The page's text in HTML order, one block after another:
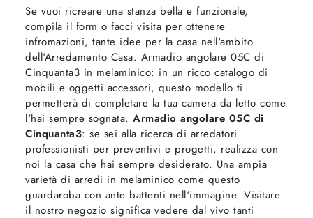
Se vuoi ricreare una stanza bella e funzionale,
compila il form o facci visita per ottenere
infromazioni, tante idee per la casa nell'ambito
dell'Arredamento Casa. Armadio angolare 05C di
Cinquanta3 in melaminico: in un ricco catalogo di
mobili e oggetti accessori, questo modello ti
permetterà di completare la tua camera da letto come
l'hai sempre sognata. Armadio angolare 05C di
Cinquanta3: se sei alla ricerca di arredatori
professionisti per preventivi e progetti, realizza con
noi la casa che hai sempre desiderato. Una ampia
varietà di arredi in melaminico come questo
guardaroba con ante battenti nell'immagine. Visitare
il nostro negozio significa vedere dal vivo tanti